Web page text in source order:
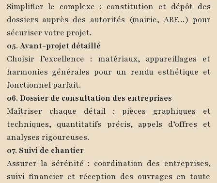
Simplifier le complexe : constitution et dépôt des
dossiers auprès des autorités (mairie, ABF…) pour
sécuriser votre projet.
05. Avant-projet détaillé
Choisir l’excellence : matériaux, appareillages et
harmonies générales pour un rendu esthétique et
fonctionnel parfait.
06. Dossier de consultation des entreprises
Maîtriser chaque détail : pièces graphiques et
techniques, quantitatifs précis, appels d’offres et
analyses rigoureuses.
07. Suivi de chantier
Assurer la sérénité : coordination des entreprises,
suivi financier et réception des ouvrages en toute